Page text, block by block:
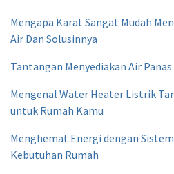
Mengapa Karat Sangat Mudah
Air Dan Solusinnya
Tantangan Menyediakan Air
Mengenal Water Heater Listrik
untuk Rumah Kamu
Menghemat Energi dengan
Kebutuhan Rumah